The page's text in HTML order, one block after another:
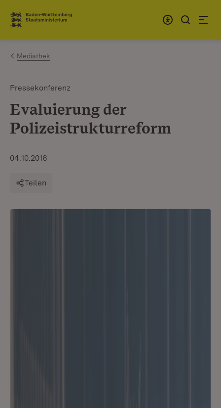
Zum Inhalt springen
Link zur Startseite
Mediathek
Pressekonferenz
Evaluierung der
Polizeistrukturreform
04.10.2016
Teilen